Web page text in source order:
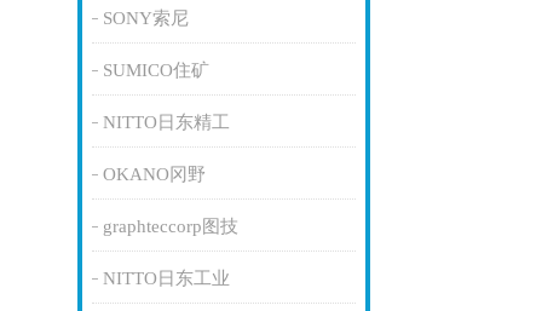
SONY索尼
SUMICO住矿
NITTO日东精工
OKANO冈野
graphteccorp图技
NITTO日东工业